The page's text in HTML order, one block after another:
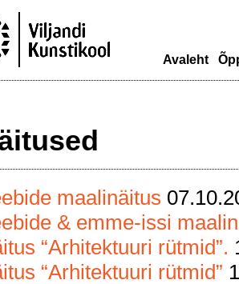
Avaleht
maalinäitus
& emme-issi
“Arhitektuuri rütmid”.
“Arhitektuuri rütmid”